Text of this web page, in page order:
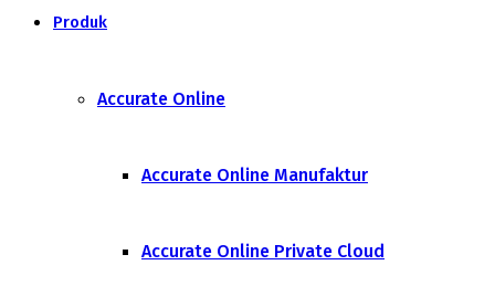
Produk
Accurate Online
Accurate Online Manufaktur
Accurate Online Private Cloud